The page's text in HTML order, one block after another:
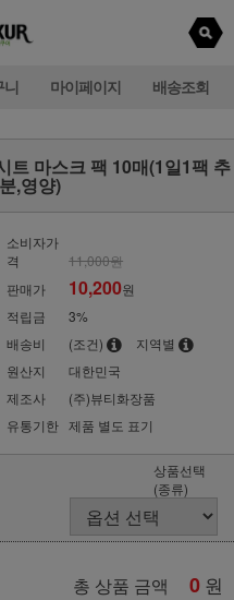
니 마이페이지 배송조회
트 마스크 팩 10매(1일1팩 추
,영양)
소비자가
격
11,000원
판매가
10,200원
적립금
3%
배송비
(조건)
지역별
원산지
대한민국
제조사
(주)뷰티화장품
유통기한 제품 별도 표기
상품선택
(종류)
총 상품 금액 0 원